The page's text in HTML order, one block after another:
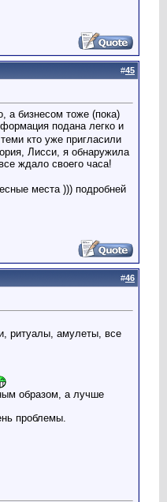
#45
а бизнесом тоже (пока)
подана легко и
кто уже пригласили
Лисси, я обнаружила
ждало своего часа!
места ))) подробней
#46
ритуалы, амулеты, все
образом, а лучше
проблемы.